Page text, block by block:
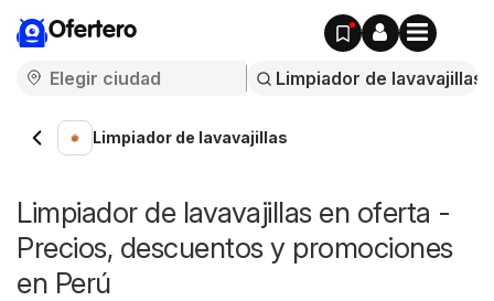
Ofertero
Limpiador de lavavajillas
Limpiador de lavavajillas en oferta -
Precios, descuentos y promociones
en Perú